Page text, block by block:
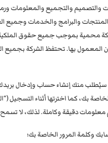
والتصميم والتجميع والمعلومات
والبرامج والخدمات وجميع
محمية بموجب جميع حقوق
المعمول بها. تحتفظ الشركة
سيُطلب منك إنشاء حساب وإدخال
بك، كما اخترتها أثناء التسجيل
دقيقة وكاملة. لذلك، لا تسمح
وكلمة المرور الخاصة بك؛